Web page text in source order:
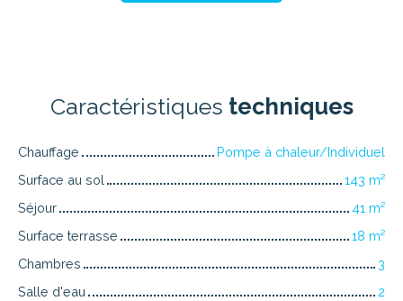
Caractéristiques techniques
Chauffage
Pompe à chaleur/Individuel
Surface au sol
143 m²
Séjour
41 m²
Surface terrasse
18 m²
Chambres
3
Salle d'eau
2